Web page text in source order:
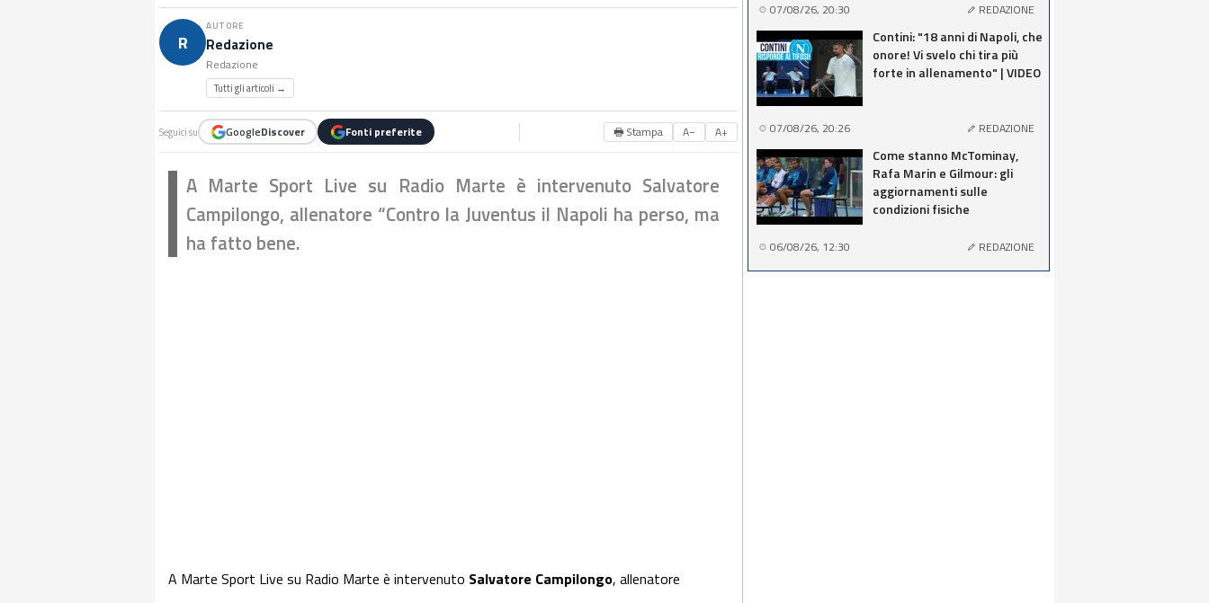
R
AUTORE
Redazione
Redazione
Tutti gli articoli →
Seguici su GoogleDiscover Fonti preferite 🖶 Stampa A− A+
A Marte Sport Live su Radio Marte è intervenuto Salvatore
Campilongo, allenatore “Contro la Juventus il Napoli ha perso, ma
ha fatto bene.
A Marte Sport Live su Radio Marte è intervenuto Salvatore Campilongo, allenatore
07/08/26, 20:30 REDAZIONE
Contini: "18 anni di Napoli, che
onore! Vi svelo chi tira più
forte in allenamento" | VIDEO
07/08/26, 20:26 REDAZIONE
Come stanno McTominay,
Rafa Marin e Gilmour: gli
aggiornamenti sulle
condizioni fisiche
06/08/26, 12:30 REDAZIONE